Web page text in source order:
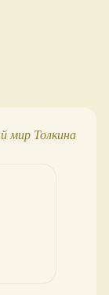
мир Толкина